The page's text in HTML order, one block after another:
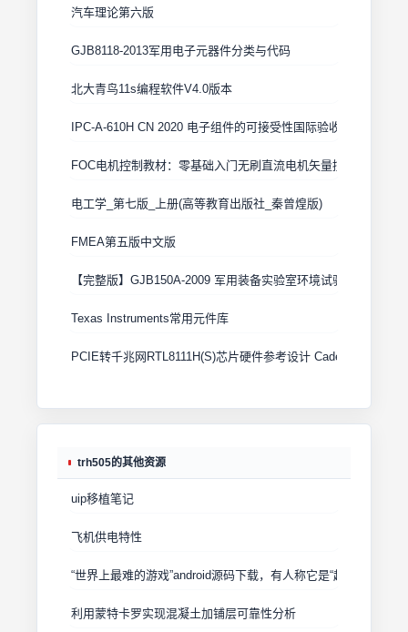
汽车理论第六版
GJB8118-2013军用电子元器件分类与代码
北大青鸟11s编程软件V4.0版本
IPC-A-610H CN 2020 电子组件的可接受性国际验收标准
FOC电机控制教材：零基础入门无刷直流电机矢量控制技术 上
电工学_第七版_上册(高等教育出版社_秦曾煌版)
FMEA第五版中文版
【完整版】GJB150A-2009 军用装备实验室环境试验方法
Texas Instruments常用元件库
PCIE转千兆网RTL8111H(S)芯片硬件参考设计 Cadence原理图
trh505的其他资源
uip移植笔记
飞机供电特性
“世界上最难的游戏”android源码下载，有人称它是“超级变态”
利用蒙特卡罗实现混凝土加铺层可靠性分析